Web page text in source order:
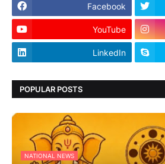
Facebook
YouTube
LinkedIn
POPULAR POSTS
NATIONAL NEWS